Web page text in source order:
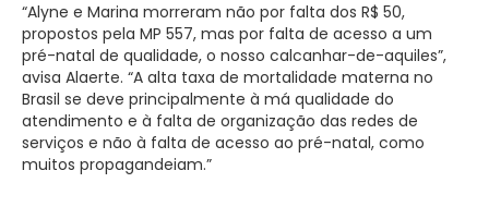
“Alyne e Marina morreram não por falta dos R$ 50,
propostos pela MP 557, mas por falta de acesso a um
pré-natal de qualidade, o nosso calcanhar-de-aquiles”,
avisa Alaerte. “A alta taxa de mortalidade materna no
Brasil se deve principalmente à má qualidade do
atendimento e à falta de organização das redes de
serviços e não à falta de acesso ao pré-natal, como
muitos propagandeiam.”